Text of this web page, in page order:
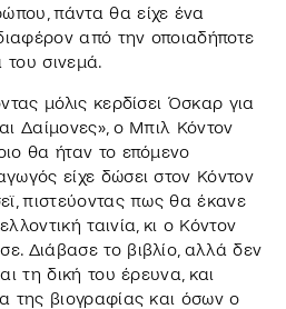
πάντα θα είχε ένα
από την οποιαδήποτε
του σινεμά.
μόλις κερδίσει Όσκαρ για
Δαίμονες», ο Μπιλ Κόντον
θα ήταν το επόμενο
είχε δώσει στον Κόντον
πιστεύοντας πως θα έκανε
ταινία, κι ο Κόντον
Διάβασε το βιβλίο, αλλά δεν
τη δική του έρευνα, και
της βιογραφίας και όσων ο